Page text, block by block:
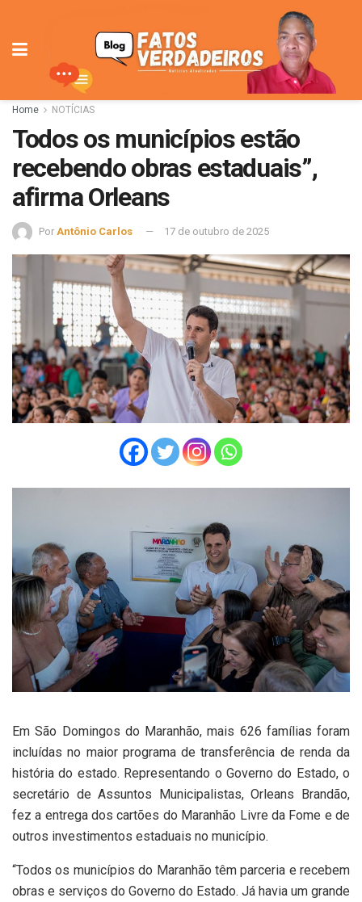
Home NOTÍCIAS
Todos os municípios estão
recebendo obras estaduais”,
afirma Orleans
Por Antônio Carlos 17 de outubro de 2025
Em São Domingos do Maranhão, mais 626 famílias foram
incluídas no maior programa de transferência de renda da
história do estado. Representando o Governo do Estado, o
secretário de Assuntos Municipalistas, Orleans Brandão,
fez a entrega dos cartões do Maranhão Livre da Fome e de
outros investimentos estaduais no município.
“Todos os municípios do Maranhão têm parceria e recebem
obras e serviços do Governo do Estado. Já havia um grande